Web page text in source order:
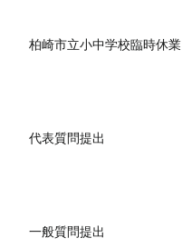
柏崎市立小中学校臨時休業
代表質問提出
一般質問提出